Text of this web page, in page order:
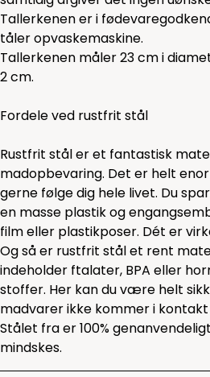
Tallerkenen er i
tåler opvaskemaskine.
Tallerkenen måler 23 cm i
2 cm.
Fordele ved rustfrit stål
Rustfrit stål er et fantastisk
madopbevaring. Det er helt
gerne følge dig hele livet. Du
en masse plastik og
film eller plastikposer. Dét er
Og så er rustfrit stål et rent
indeholder ftalater, BPA eller
stoffer. Her kan du være helt
madvarer ikke kommer i
Stålet fra er 100%
mindskes.